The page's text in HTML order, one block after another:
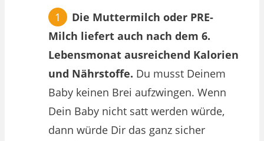
Die Muttermilch oder PRE-
Milch liefert auch nach dem 6.
Lebensmonat ausreichend Kalorien
und Nährstoffe. Du musst Deinem
Baby keinen Brei aufzwingen. Wenn
Dein Baby nicht satt werden würde,
dann würde Dir das ganz sicher